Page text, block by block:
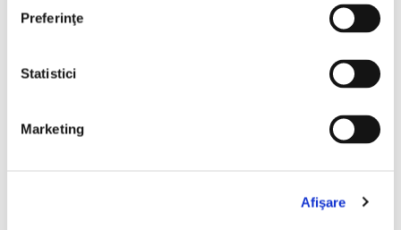
Preferinţe
Statistici
Marketing
Afişare
LIVRARE LA TINE ACASA